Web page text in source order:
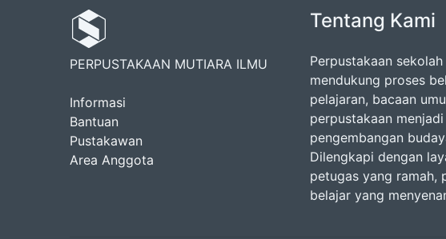
PERPUSTAKAAN MUTIARA ILMU
Informasi
Bantuan
Pustakawan
Area Anggota
Tentang Kami
Perpustakaan
mendukung proses
pelajaran, bacaan
perpustakaan
pengembangan
Dilengkapi dengan
petugas yang ramah,
belajar yang